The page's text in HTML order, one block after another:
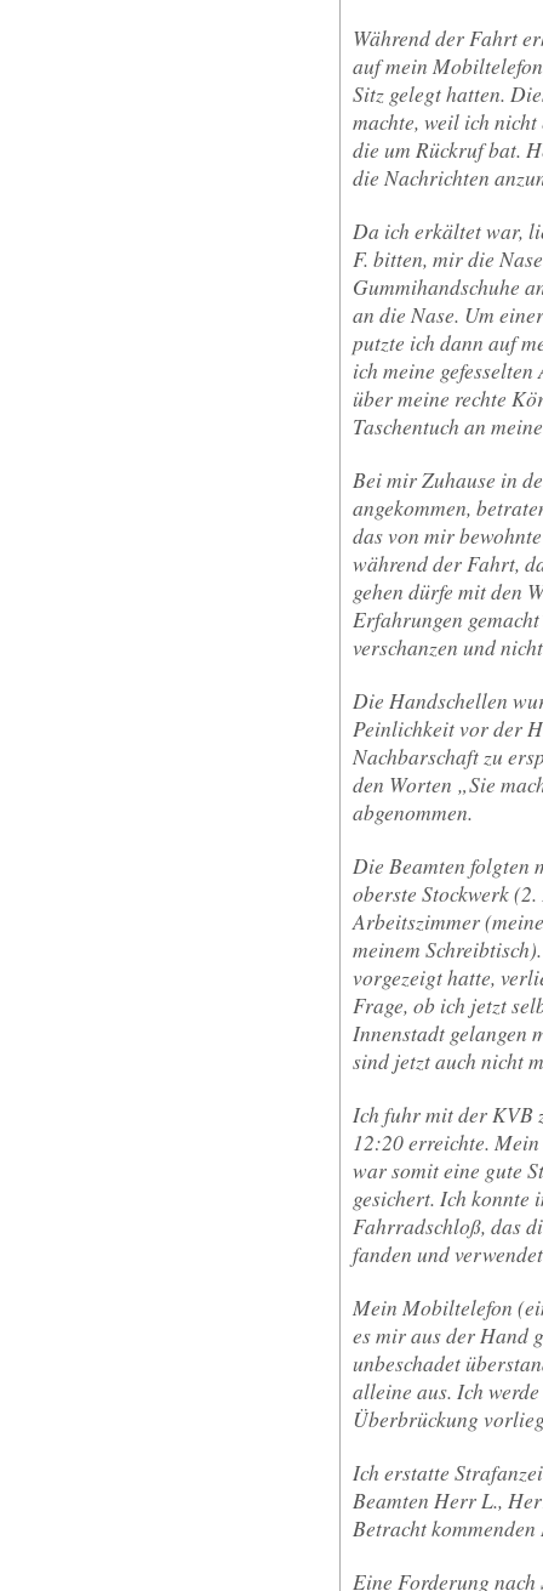
Während der Fahrt
auf mein
Sitz gelegt hatten.
machte, weil ich
die um Rückruf bat.
die Nachrichten
Da ich erkältet war,
F. bitten, mir die
Gummihandschuhe
an die Nase. Um
putzte ich dann auf
ich meine
über meine rechte
Taschentuch an
Bei mir Zuhause in
angekommen,
das von mir
während der Fahrt,
gehen dürfe mit den
Erfahrungen
verschanzen und
Die Handschellen
Peinlichkeit vor der
Nachbarschaft zu
den Worten „Sie
abgenommen.
Die Beamten folgten
oberste Stockwerk
Arbeitszimmer
meinem
vorgezeigt hatte,
Frage, ob ich jetzt
Innenstadt gelangen
sind jetzt auch nicht
Ich fuhr mit der KVB
12:20 erreichte.
war somit eine gute
gesichert. Ich konnte
Fahrradschloß, das
fanden und
Mein Mobiltelefon
es mir aus der Hand
unbeschadet
alleine aus. Ich
Überbrückung
Ich erstatte
Beamten Herr L.,
Betracht
Eine Forderung nach